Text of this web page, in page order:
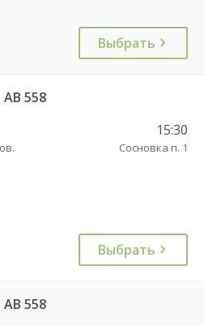
Выбрать
558
15:30
Сосновка п. 1
Выбрать
558